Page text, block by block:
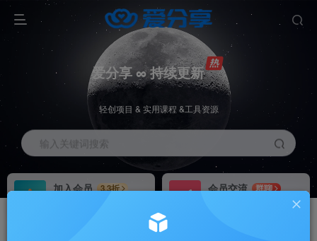
爱分享 ∞ 持续更新
轻创项目 & 实用课程 &工具资源
输入关键词搜索
加入会员
3.3折
会员交流
群聊